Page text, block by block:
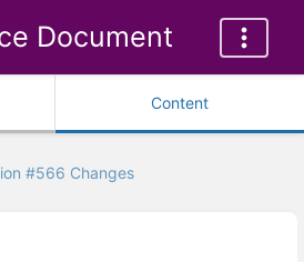
Document
Content
#566 Changes